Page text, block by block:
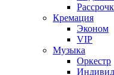
Кремация
Эконом
VIP
Музыка
Оркестр